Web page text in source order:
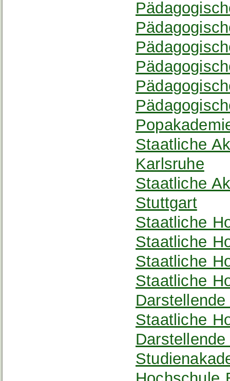
Staatliche
Karlsruhe
Staatliche
Stuttgart
Staatliche
Staatliche
Staatliche
Staatliche
Staatliche